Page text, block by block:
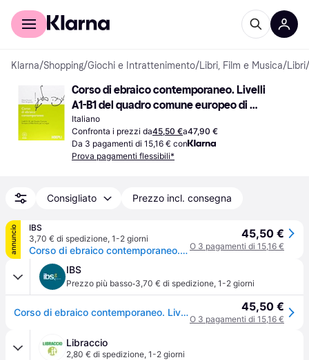
Per il tuo shopping
Klarna/Shopping/Giochi e Intrattenimento/Libri, Film e Musica/Libri/
Corso di ebraico contemporaneo. Livelli
A1-B1 del quadro comune europeo di
riferimento per le lingue. Con CD-ROM
(Audiolibro, CD)
Italiano
Confronta i prezzi da45,50 €a47,90 €
Da 3 pagamenti di 15,16 € con
Prova pagamenti flessibili*
Consigliato Prezzo incl. consegna
annuncio
IBS
3,70 € di spedizione, 1-2 giorni
Corso di ebraico contemporaneo. Livelli A1-B1 del quadro comune europeo di riferimento per le lingue. Con CD Audio formato MP3
45,50 €
O 3 pagamenti di 15,16 €
IBS
Prezzo più basso·3,70 € di spedizione, 1-2 giorni
Corso di ebraico contemporaneo. Livelli A1-B1 del quadro comune europeo di riferimento per le lingue. Con CD Audio formato MP3 45,50 €
O 3 pagamenti di 15,16 €
Libraccio
2,80 € di spedizione, 1-2 giorni